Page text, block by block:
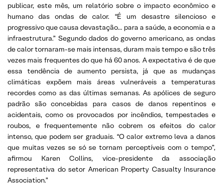
publicar, este mês, um relatório sobre o impacto econômico e
humano das ondas de calor. “É um desastre silencioso e
progressivo que causa devastação… para a saúde, a economia e a
infraestrutura.” Segundo dados do governo americano, as ondas
de calor tornaram-se mais intensas, duram mais tempo e são três
vezes mais frequentes do que há 60 anos. A expectativa é de que
essa tendência de aumento persista, já que as mudanças
climáticas expõem mais áreas vulneráveis a temperaturas
recordes como as das últimas semanas. As apólices de seguro
padrão são concebidas para casos de danos repentinos e
acidentais, como os provocados por incêndios, tempestades e
roubos, e frequentemente não cobrem os efeitos do calor
intenso, que podem ser graduais. “O calor extremo leva a danos
que muitas vezes se só se tornam perceptíveis com o tempo”,
afirmou Karen Collins, vice-presidente da associação
representativa do setor American Property Casualty Insurance
Association.”